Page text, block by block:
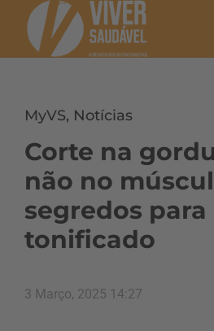
MyVS, Notícias
Corte na
não no
segredos
tonificado
3 Março, 2025 14:27